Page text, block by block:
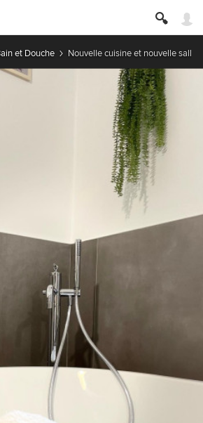
et Douche Nouvelle cuisine et nouvelle salle